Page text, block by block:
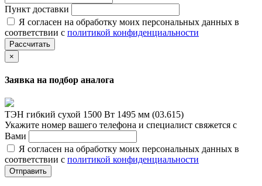
Пункт доставки
Я согласен на обработку моих персональных данных в
соответствии с политикой конфиденциальности
Рассчитать
×
Заявка на подбор аналога
ТЭН гибкий сухой 1500 Вт 1495 мм (03.615)
Укажите номер вашего телефона и специалист свяжется с
Вами
Я согласен на обработку моих персональных данных в
соответствии с политикой конфиденциальности
Отправить